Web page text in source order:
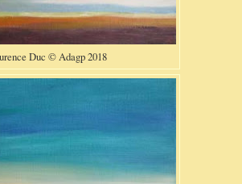
Duc © Adagp 2018